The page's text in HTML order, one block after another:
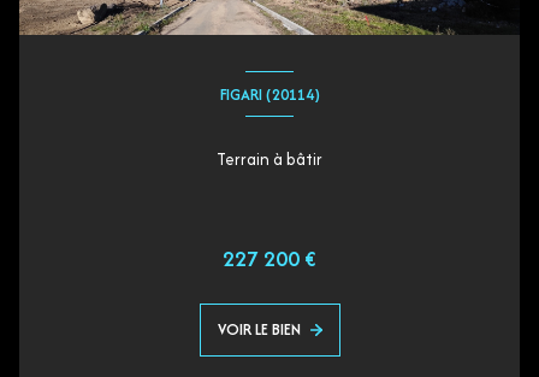
FIGARI (20114)
Terrain à bâtir
227 200 €
VOIR LE BIEN